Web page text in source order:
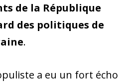
de la République
des politiques de
.
a eu un fort écho